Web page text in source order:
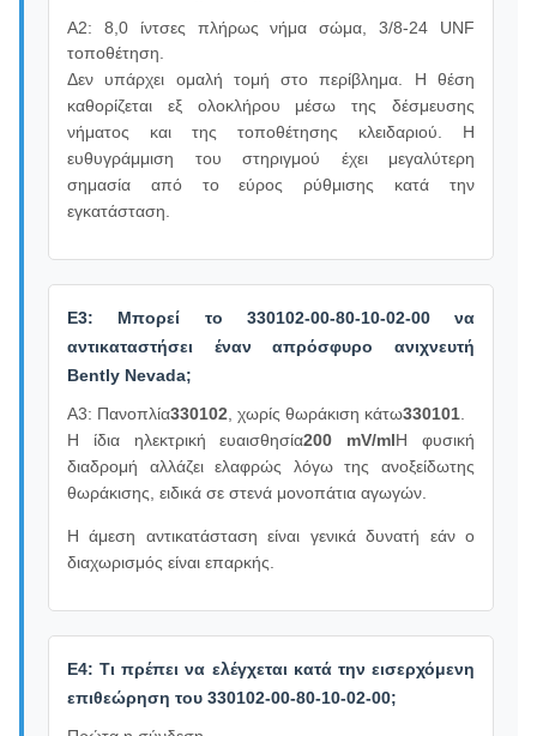
Α2: 8,0 ίντσες πλήρως νήμα σώμα, 3/8-24 UNF
τοποθέτηση.
Δεν υπάρχει ομαλή τομή στο περίβλημα. Η θέση
καθορίζεται εξ ολοκλήρου μέσω της δέσμευσης
νήματος και της τοποθέτησης κλειδαριού. Η
ευθυγράμμιση του στηριγμού έχει μεγαλύτερη
σημασία από το εύρος ρύθμισης κατά την
εγκατάσταση.
Ε3: Μπορεί το 330102-00-80-10-02-00 να
αντικαταστήσει έναν απρόσφυρο ανιχνευτή
Bently Nevada;
Α3: Πανοπλία330102 , χωρίς θωράκιση κάτω330101
Η ίδια ηλεκτρική ευαισθησία200 mV/mlΗ φυσική
διαδρομή αλλάζει ελαφρώς λόγω της ανοξείδωτης
θωράκισης, ειδικά σε στενά μονοπάτια αγωγών.
Η άμεση αντικατάσταση είναι γενικά δυνατή εάν ο
διαχωρισμός είναι επαρκής.
Ε4: Τι πρέπει να ελέγχεται κατά την εισερχόμενη
επιθεώρηση του 330102-00-80-10-02-00;